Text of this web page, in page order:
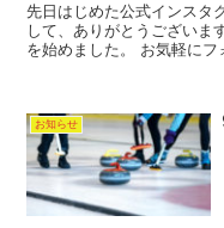
先日はじめた公式インスタ
して、ありがとうございま
を始めました。 お気軽に
お知らせ